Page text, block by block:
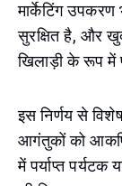
मार्केटिंग
सुरक्षित है, और
खिलाड़ी के रूप में
इस निर्णय से
आगंतुकों को
में पर्याप्त